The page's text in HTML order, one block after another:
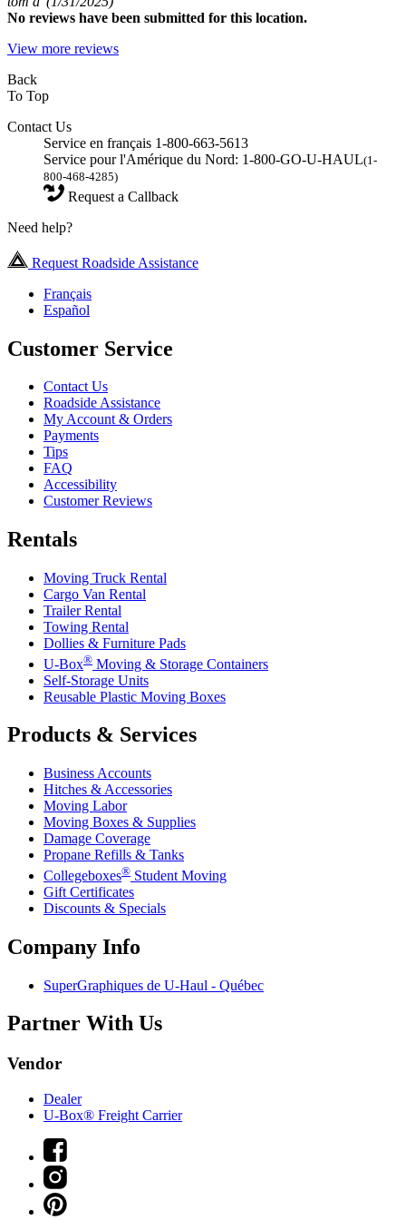
No reviews have been submitted for this location.
View more reviews
Back
To Top
Contact Us
Service en français 1-800-663-5613
Service pour l'Amérique du Nord: 1-800-GO-U-HAUL(1-
800-468-4285)
Request a Callback
Need help?
Request Roadside Assistance
Français
Español
Customer Service
Contact Us
Roadside Assistance
My Account & Orders
Payments
Tips
FAQ
Accessibility
Customer Reviews
Rentals
Moving Truck Rental
Cargo Van Rental
Trailer Rental
Towing Rental
Dollies & Furniture Pads
U-Box® Moving & Storage Containers
Self-Storage Units
Reusable Plastic Moving Boxes
Products & Services
Business Accounts
Hitches & Accessories
Moving Labor
Moving Boxes & Supplies
Damage Coverage
Propane Refills & Tanks
Collegeboxes® Student Moving
Gift Certificates
Discounts & Specials
Company Info
SuperGraphiques de U-Haul - Québec
Partner With Us
Vendor
Dealer
U-Box® Freight Carrier